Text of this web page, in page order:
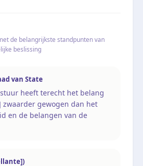
de belangrijkste standpunten van
beslissing
van State
heeft terecht het belang
gewogen dan het
en de belangen van de